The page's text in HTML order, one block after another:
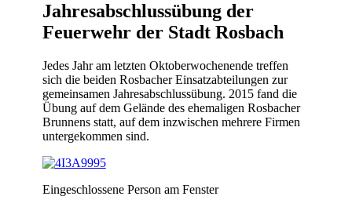
Jahresabschlussübung der
Feuerwehr der Stadt Rosbach
Jedes Jahr am letzten Oktoberwochenende treffen
sich die beiden Rosbacher Einsatzabteilungen zur
gemeinsamen Jahresabschlussübung. 2015 fand die
Übung auf dem Gelände des ehemaligen Rosbacher
Brunnens statt, auf dem inzwischen mehrere Firmen
untergekommen sind.
Eingeschlossene Person am Fenster